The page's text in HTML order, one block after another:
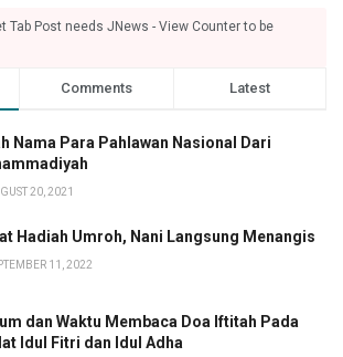
Tab Post needs JNews - View Counter to be
Comments Latest
Nama Para Pahlawan Nasional Dari
20, 2021
Hadiah Umroh, Nani Langsung Menangis
11, 2022
dan Waktu Membaca Doa Iftitah Pada
Idul Fitri dan Idul Adha